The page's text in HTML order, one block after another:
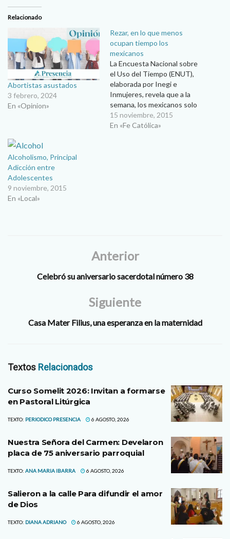
Relacionado
Abortistas asustados
3 febrero, 2024
En «Opinion»
Rezar, en lo que menos
ocupan tiempo los
mexicanos
La Encuesta Nacional sobre
el Uso del Tiempo (ENUT),
elaborada por Inegi e
Inmujeres, revela que a la
semana, los mexicanos solo
dedican 3 horas a la oración,
en contraparte de 14 horas
15 noviembre, 2015
En «Fe Católica»
Alcoholismo, Principal
Adicción entre
Adolescentes
9 noviembre, 2015
En «Local»
Anterior
Celebró su aniversario sacerdotal número 38
Siguiente
Casa Mater Filius, una esperanza en la maternidad
Textos Relacionados
Curso Somelit 2026: Invitan a formarse
en Pastoral Litúrgica
TEXTO: PERIODICO PRESENCIA 6 AGOSTO, 2026
Nuestra Señora del Carmen: Develaron
placa de 75 aniversario parroquial
TEXTO: ANA MARIA IBARRA 6 AGOSTO, 2026
Salieron a la calle Para difundir el amor
de Dios
TEXTO: DIANA ADRIANO 6 AGOSTO, 2026